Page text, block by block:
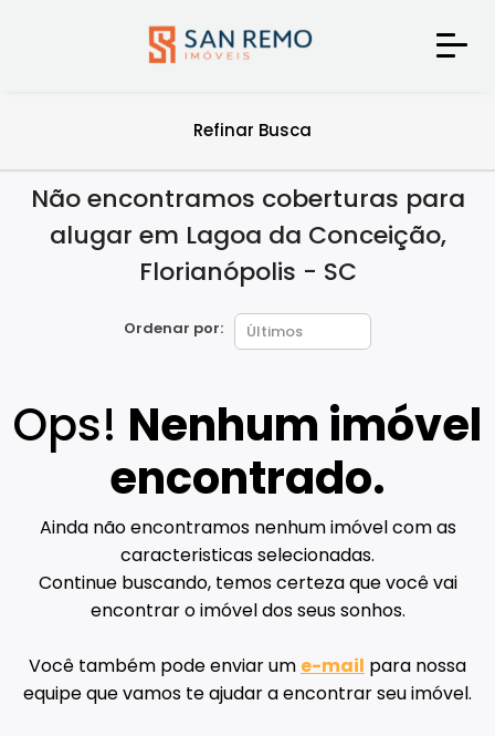
Refinar Busca
Não encontramos coberturas para
alugar em Lagoa da Conceição,
Florianópolis - SC
Ordenar por:
Ops! Nenhum imóvel
encontrado.
Ainda não encontramos nenhum imóvel com as
caracteristicas selecionadas.
Continue buscando, temos certeza que você vai
encontrar o imóvel dos seus sonhos.
Você também pode enviar um e-mail para nossa
equipe que vamos te ajudar a encontrar seu imóvel.